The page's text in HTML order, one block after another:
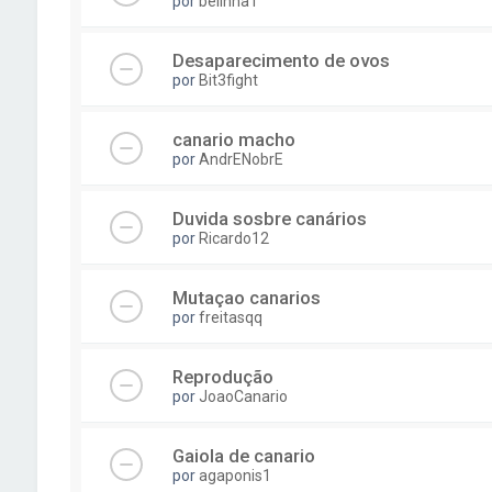
Desaparecimento de ovos
por Bit3fight
canario macho
porAndrENobrE
Duvida sosbre canários
por Ricardo12
Mutaçao canarios
porfreitasqq
Reprodução
por JoaoCanario
Gaiola de canario
poragaponis1